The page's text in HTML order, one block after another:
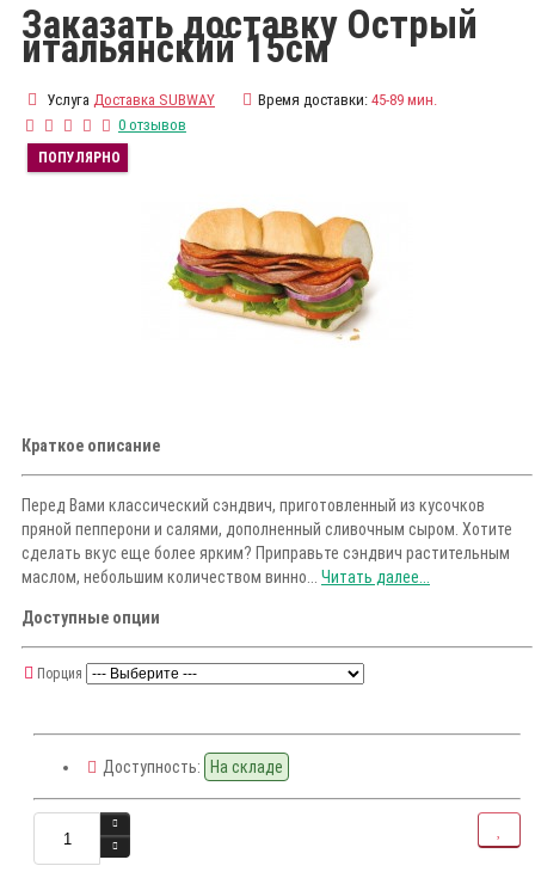
Заказать доставку Острый
итальянский 15см
Услуга Доставка SUBWAY Время доставки: 45-89 мин.
0 отзывов
ПОПУЛЯРНО
Краткое описание
Перед Вами классический сэндвич, приготовленный из кусочков
пряной пепперони и салями, дополненный сливочным сыром. Хотите
сделать вкус еще более ярким? Приправьте сэндвич растительным
маслом, небольшим количеством винно... Читать далее...
Доступные опции
Порция
Доступность: На складе